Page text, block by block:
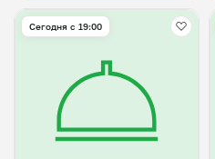
Сегодня с 19:00